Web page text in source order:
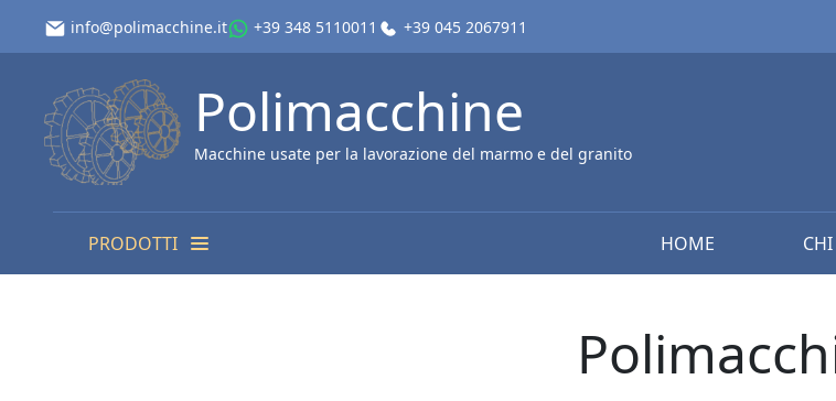
info@polimacchine.it +39 348 5110011 +39 045 2067911
Polimacchine
Macchine usate per la lavorazione del marmo e del granito
PRODOTTI HOME